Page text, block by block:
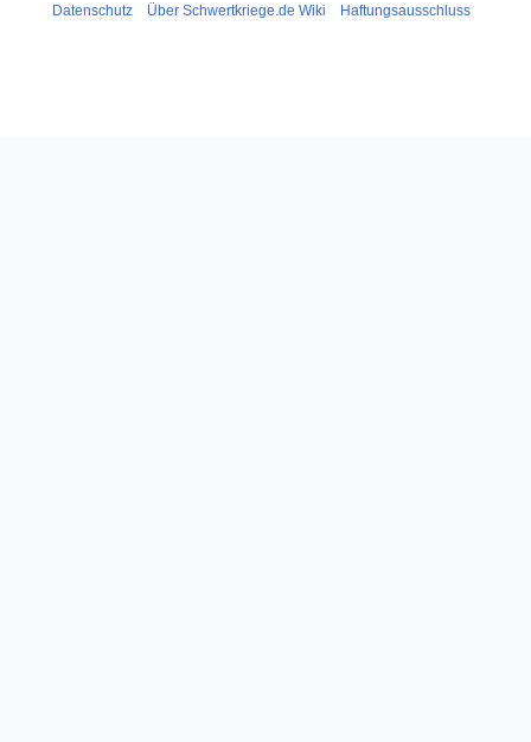
Datenschutz Über Schwertkriege.de Wiki Haftungsausschluss